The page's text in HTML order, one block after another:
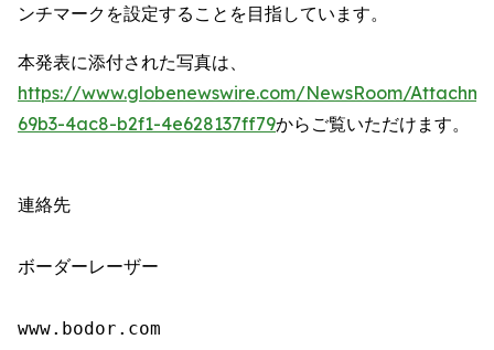
ンチマークを設定することを目指しています。
本発表に添付された写真は、
https://www.globenewswire.com/NewsRoom/
69b3-4ac8-b2f1-4e628137ff79からご覧いただけます。
連絡先
ボーダーレーザー
www.bodor.com